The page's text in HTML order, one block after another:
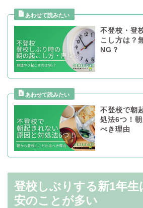
不登校・登
こし方は？
NG？
不登校で朝
処法6つ！
べき理由
登校しぶりする新1年生
安のことが多い